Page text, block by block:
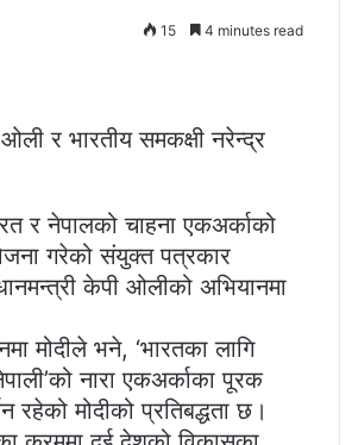
15 4 minutes read
ओली र भारतीय समकक्षी नरेन्द्र
र नेपालको चाहना एकअर्काको
गरेको संयुक्त पत्रकार
केपी ओलीको अभियानमा
मोदीले भने, ‘भारतका लागि
नारा एकअर्काका पूरक
मोदीको प्रतिबद्धता छ।